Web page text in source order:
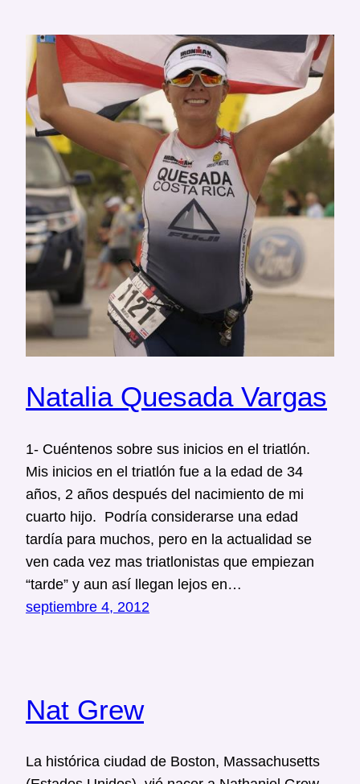
Natalia Quesada Vargas
1- Cuéntenos sobre sus inicios en el triatlón.
Mis inicios en el triatlón fue a la edad de 34
años, 2 años después del nacimiento de mi
cuarto hijo. Podría considerarse una edad
tardía para muchos, pero en la actualidad se
ven cada vez mas triatlonistas que empiezan
“tarde” y aun así llegan lejos en…
septiembre 4, 2012
Nat Grew
La histórica ciudad de Boston, Massachusetts